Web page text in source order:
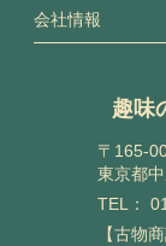
会社情報
趣味
〒165-
東京都
TEL：
【古物